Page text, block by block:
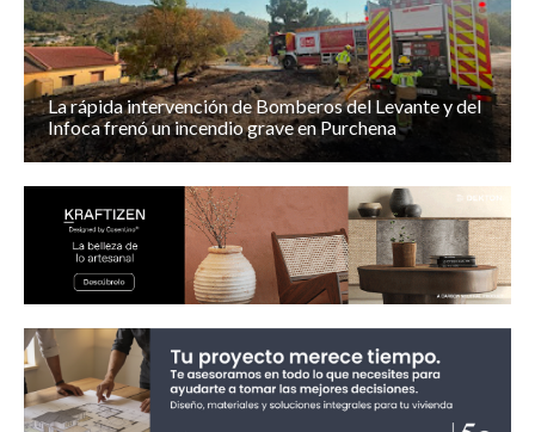
La rápida intervención de Bomberos del Levante y del
Infoca frenó un incendio grave en Purchena